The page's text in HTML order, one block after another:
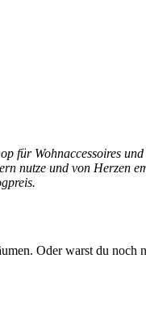
für Wohnaccessoires
nutze und von Herzen
Oder warst du